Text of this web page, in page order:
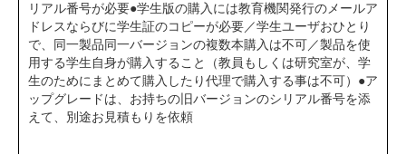
リアル番号が必要●学生版の購入には教育機関発行のメールア
ドレスならびに学生証のコピーが必要／学生ユーザおひとり
で、同一製品同一バージョンの複数本購入は不可／製品を使
用する学生自身が購入すること（教員もしくは研究室が、学
生のためにまとめて購入したり代理で購入する事は不可）●ア
ップグレードは、お持ちの旧バージョンのシリアル番号を添
えて、別途お見積もりを依頼